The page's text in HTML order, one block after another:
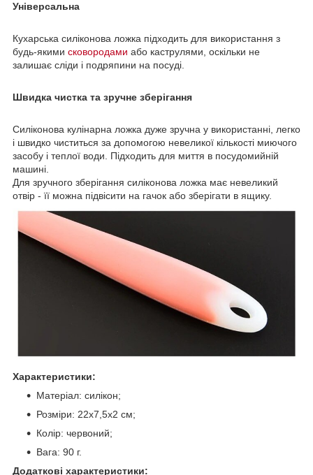
Універсальна
Кухарська силіконова ложка підходить для використання з
будь-якими сковородами або каструлями, оскільки не
залишає сліди і подряпини на посуді.
Швидка чистка та зручне зберігання
Силіконова кулінарна ложка дуже зручна у використанні, легко
і швидко чиститься за допомогою невеликої кількості миючого
засобу і теплої води. Підходить для миття в посудомийній
машині.
Для зручного зберігання силіконова ложка має невеликий
отвір - її можна підвісити на гачок або зберігати в ящику.
Характеристики:
Матеріал: силікон;
Розміри: 22х7,5х2 см;
Колір: червоний;
Вага: 90 г.
Додаткові характеристики: